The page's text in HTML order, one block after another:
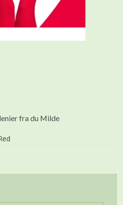
fra du Milde